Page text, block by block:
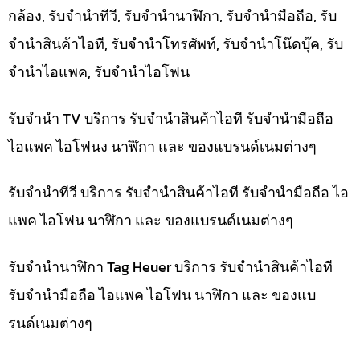
กล้อง, รับจำนำทีวี, รับจำนำนาฬิกา, รับจำนำมือถือ, รับ
จำนำสินค้าไอที, รับจำนำโทรศัพท์, รับจำนำโน๊ดบุ๊ค, รับ
จำนำไอแพค, รับจำนำไอโฟน
รับจำนำ TV บริการ รับจำนำสินค้าไอที รับจำนำมือถือ
ไอแพค ไอโฟนง นาฬิกา และ ของแบรนด์เนมต่างๆ
รับจำนำทีวี บริการ รับจำนำสินค้าไอที รับจำนำมือถือ ไอ
แพค ไอโฟน นาฬิกา และ ของแบรนด์เนมต่างๆ
รับจำนำนาฬิกา Tag Heuer บริการ รับจำนำสินค้าไอที
รับจำนำมือถือ ไอแพค ไอโฟน นาฬิกา และ ของแบ
รนด์เนมต่างๆ